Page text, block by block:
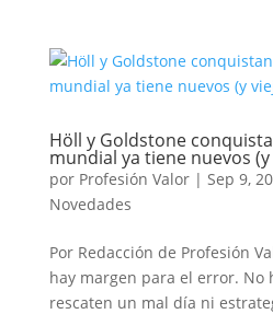
Höll y Goldstone
mundial ya tiene nuevos
por Profesión Valor| Sep 9,
Novedades
Por Redacción de Profesión
hay margen para el error. No
rescaten un mal día ni